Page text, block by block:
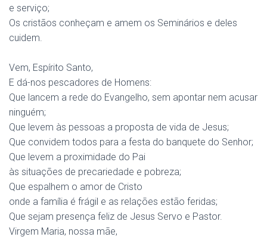
e serviço;
Os cristãos conheçam e amem os Seminários e deles
cuidem.
Vem, Espírito Santo,
E dá-nos pescadores de Homens:
Que lancem a rede do Evangelho, sem apontar nem acusar
ninguém;
Que levem às pessoas a proposta de vida de Jesus;
Que convidem todos para a festa do banquete do Senhor;
Que levem a proximidade do Pai
às situações de precariedade e pobreza;
Que espalhem o amor de Cristo
onde a família é frágil e as relações estão feridas;
Que sejam presença feliz de Jesus Servo e Pastor.
Virgem Maria, nossa mãe,